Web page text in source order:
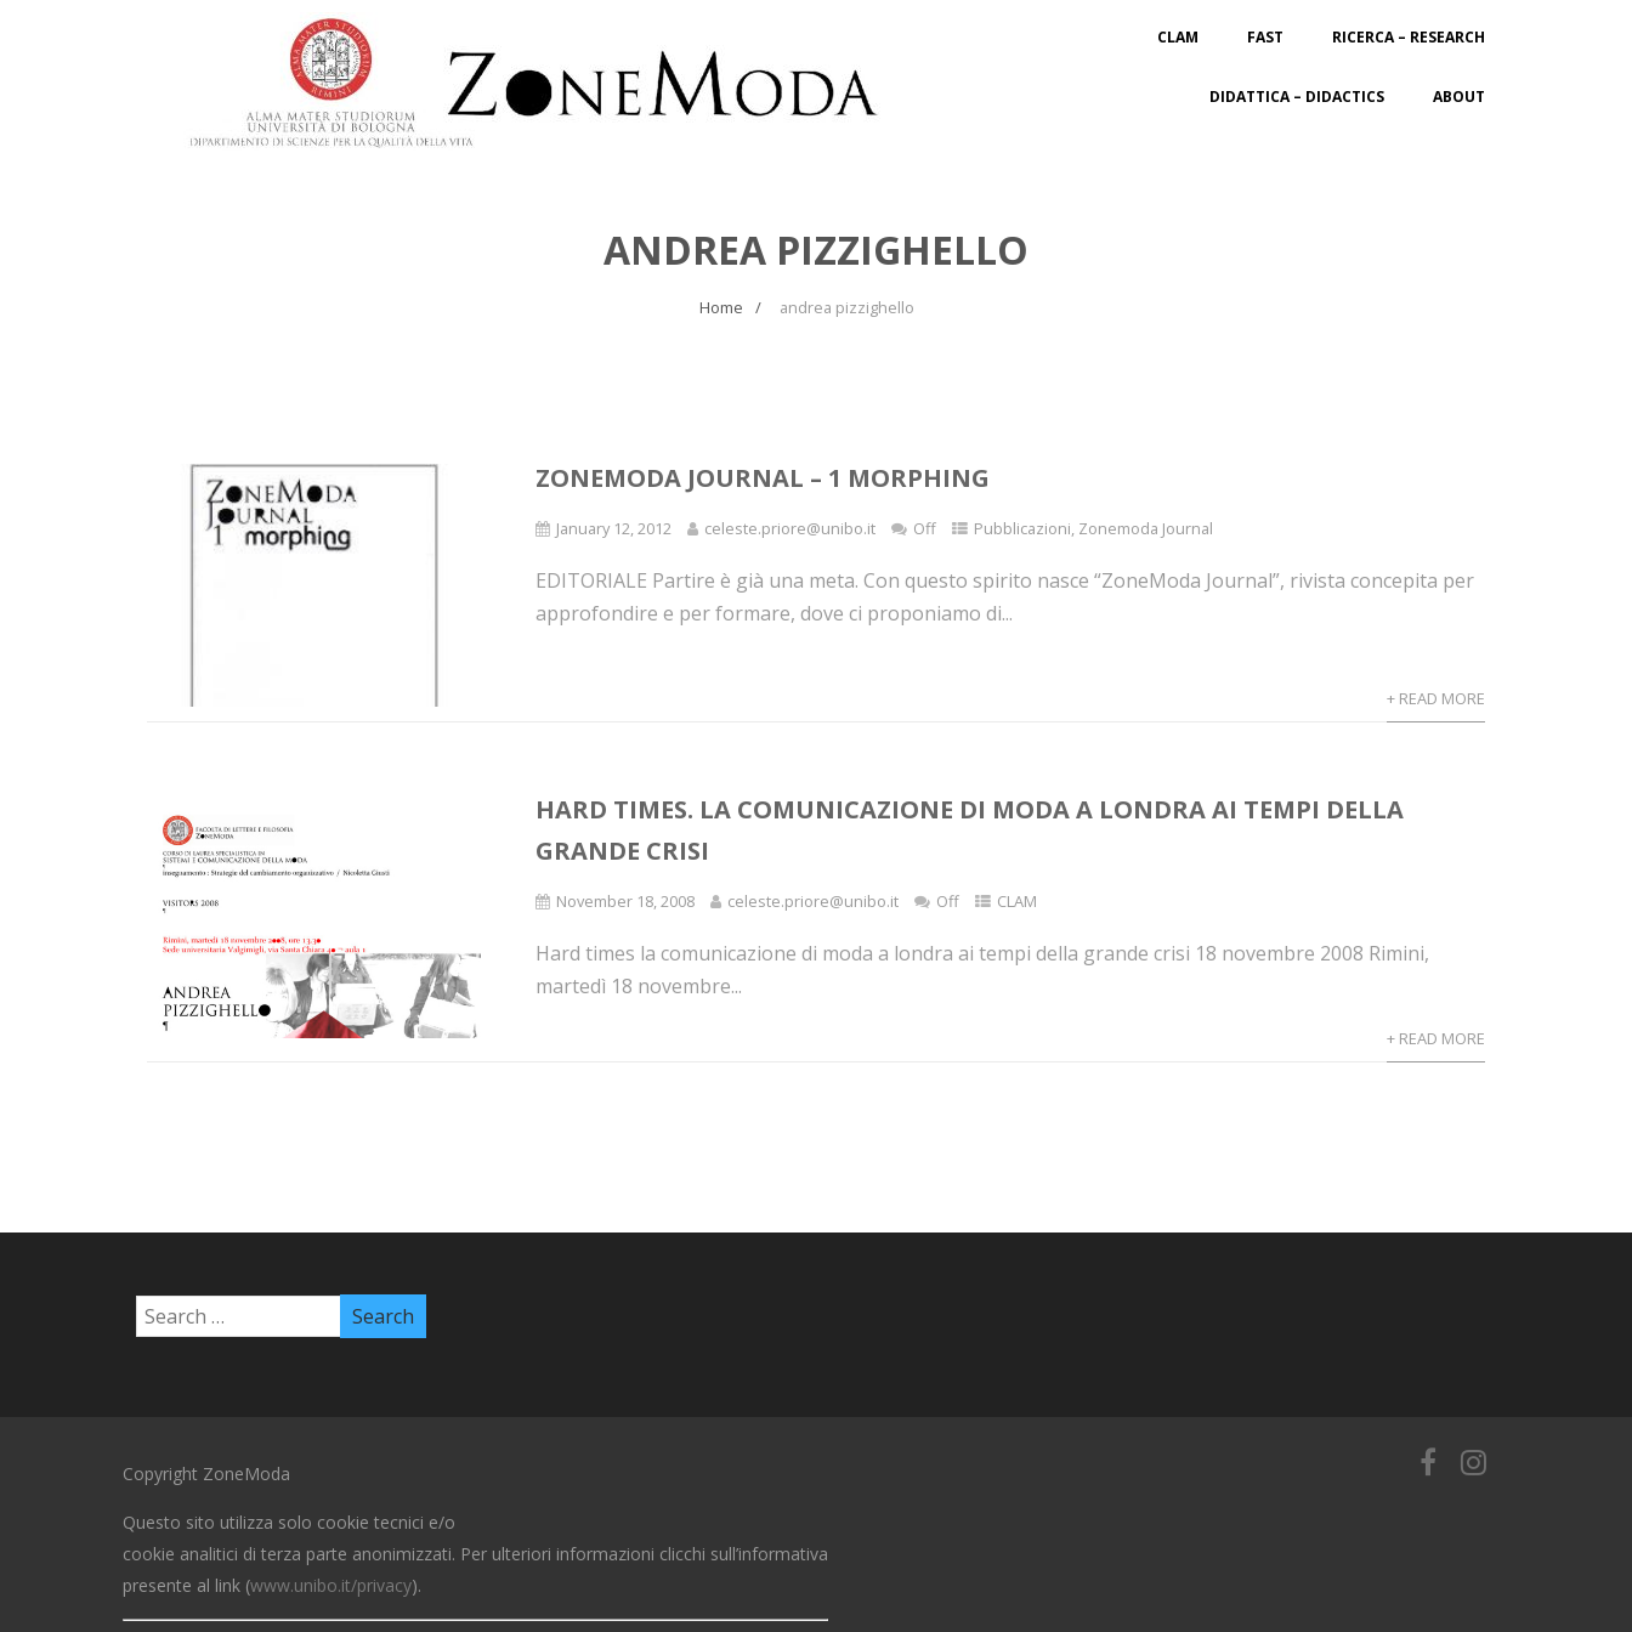
CLAM FAST RICERCA – RESEARCH
DIDATTICA – DIDACTICS ABOUT
ANDREA PIZZIGHELLO
Home andrea pizzighello
ZONEMODA JOURNAL – 1 MORPHING
January 12, 2012 celeste.priore@unibo.it Off Pubblicazioni, Zonemoda Journal
EDITORIALE Partire è già una meta. Con questo spirito nasce “ZoneModa Journal”, rivista concepita per
approfondire e per formare, dove ci proponiamo di...
+ READ MORE
HARD TIMES. LA COMUNICAZIONE DI MODA A LONDRA AI TEMPI DELLA
GRANDE CRISI
November 18, 2008 celeste.priore@unibo.it Off CLAM
Hard times la comunicazione di moda a londra ai tempi della grande crisi 18 novembre 2008 Rimini,
martedì 18 novembre...
+ READ MORE
Copyright ZoneModa
Questo sito utilizza solo cookie tecnici e/o
cookie analitici di terza parte anonimizzati. Per ulteriori informazioni clicchi sull’informativa
presente al link (www.unibo.it/privacy).